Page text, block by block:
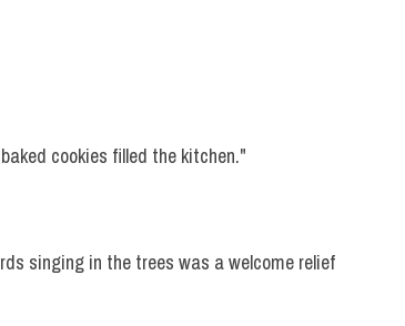
cookies filled the kitchen."
singing in the trees was a welcome relief